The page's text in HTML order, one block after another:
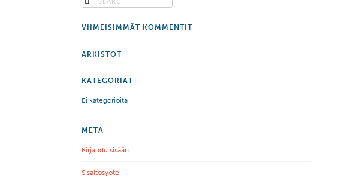
VIIMEISIMMÄT KOMMENTIT
ARKISTOT
KATEGORIAT
Ei kategorioita
META
Kirjaudu sisään
Sisältösyöte